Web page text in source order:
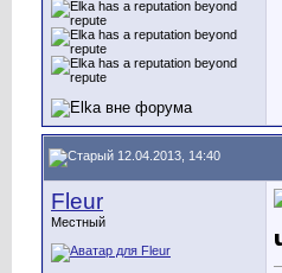
12.04.2013, 14:40
Fleur
Местный